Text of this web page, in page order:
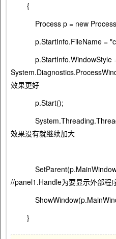
{
Process p = new
p.StartInfo.FileName =
p.StartInfo.WindowStyle
效果更好
p.Start();
效果没有就继续加大
//panel1.Handle为要显示外部程
}